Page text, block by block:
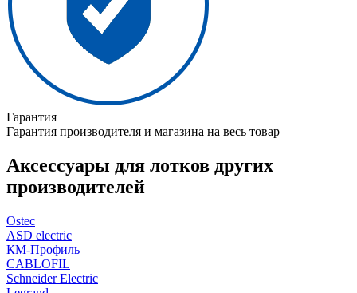
Гарантия
Гарантия производителя и магазина на весь товар
Аксессуары для лотков других
производителей
Ostec
ASD electric
КМ-Профиль
CABLOFIL
Schneider Electric